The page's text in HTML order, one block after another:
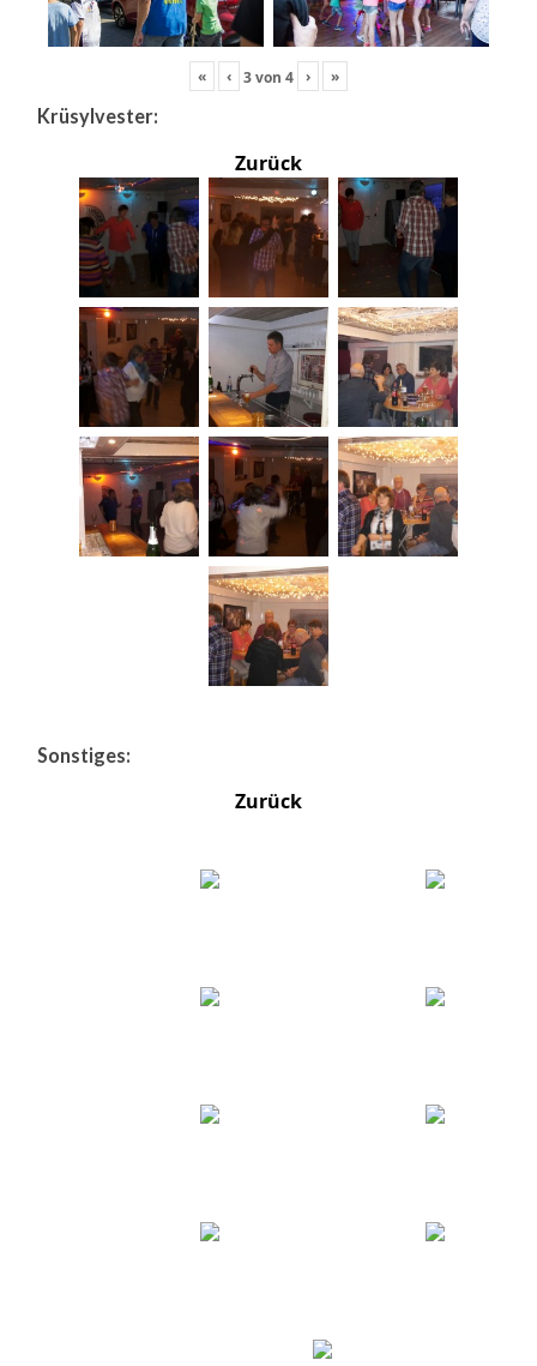
« ‹ 3von 4 › »
Krüsylvester:
Zurück
Sonstiges:
Zurück